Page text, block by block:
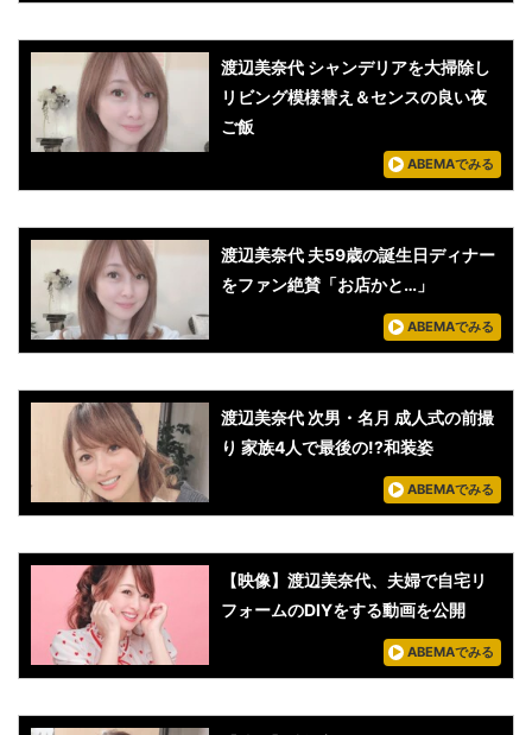
渡辺美奈代 シャンデリアを大掃除し
リビング模様替え＆センスの良い夜
ご飯
ABEMAでみる
渡辺美奈代 夫59歳の誕生日ディナー
をファン絶賛「お店かと…」
ABEMAでみる
渡辺美奈代 次男・名月 成人式の前撮
り 家族4人で最後の!?和装姿
ABEMAでみる
【映像】渡辺美奈代、夫婦で自宅リ
フォームのDIYをする動画を公開
ABEMAでみる